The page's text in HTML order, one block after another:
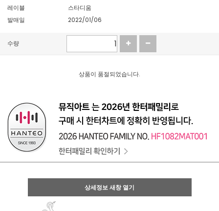
레이블
스타디움
발매일
2022/01/06
수량
상품이 품절되었습니다.
상세정보 새창 열기